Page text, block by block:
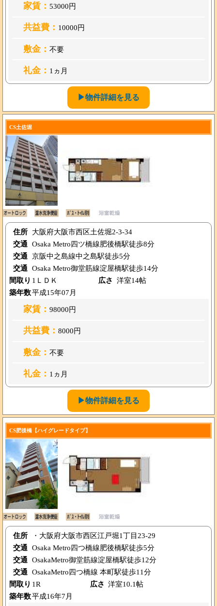
家賃： 53000円
共益費： 10000円
敷金： 不要
礼金： 1ヵ月
▶物件詳細を見る
CS土佐堀
住所
大阪府大阪市西区土佐堀2-3-34
交通 Osaka Metro四ツ橋線肥後橋駅徒歩8分
交通 京阪中之島線中之島駅徒歩5分
交通 Osaka Metro御堂筋線淀屋橋駅徒歩14分
間取り 1ＬＤＫ 広さ 洋室14帖
築年数平成15年07月
家賃： 98000円
共益費： 8000円
敷金： 不要
礼金： 1ヵ月
▶物件詳細を見る
CS肥後橋【ハイグレードタイプ】
住所
・大阪府大阪市西区江戸堀1丁目23-29
交通 Osaka Metro四つ橋線肥後橋駅徒歩5分
交通 OsakaMetro御堂筋線淀屋橋駅徒歩12分
交通 OsakaMetro四つ橋線 本町駅徒歩11分
間取り 1R 広さ 洋室10.1帖
築年数平成16年7月